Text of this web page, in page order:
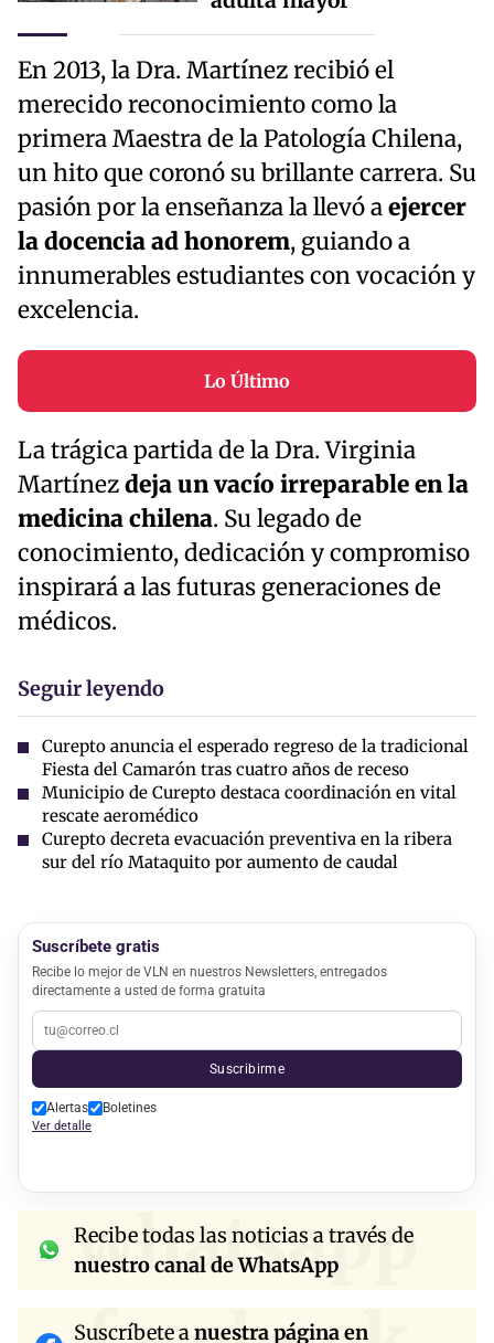
En 2013, la Dra. Martínez recibió el
merecido reconocimiento como la
primera Maestra de la Patología Chilena,
un hito que coronó su brillante carrera. Su
pasión por la enseñanza la llevó aejercer
la docencia ad honorem, guiando a
innumerables estudiantes con vocación y
excelencia.
Lo Último
La trágica partida de la Dra. Virginia
Martínezdeja un vacío irreparable en la
medicina chilena. Su legado de
conocimiento, dedicación y compromiso
inspirará a las futuras generaciones de
médicos.
Seguir leyendo
Curepto anuncia el esperado regreso de la tradicional
Fiesta del Camarón tras cuatro años de receso
Municipio de Curepto destaca coordinación en vital
rescate aeromédico
Curepto decreta evacuación preventiva en la ribera
sur del río Mataquito por aumento de caudal
Suscríbete gratis
Recibe lo mejor de VLN en nuestros Newsletters, entregados
directamente a usted de forma gratuita
Suscribirme
Alertas Boletines
Ver detalle
whatsapp
Recibe todas las noticias a través de
nuestro canal de WhatsApp
Suscríbete anuestra página en